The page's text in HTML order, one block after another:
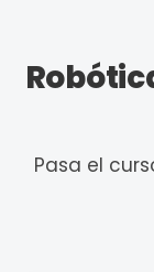
Pasa el